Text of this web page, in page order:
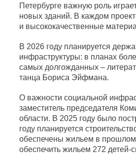
Петербурге важную роль
новых зданий. В каждом
и высококачественные
В 2026 году планируется
инфраструктуры: в планах
самых долгожданных –
танца Бориса Эйфмана.
О важности социальной
заместитель председателя
области. В 2025 году было
году планируется
обеспечены жильем в прошлом
обеспечить жильем 272 детей-